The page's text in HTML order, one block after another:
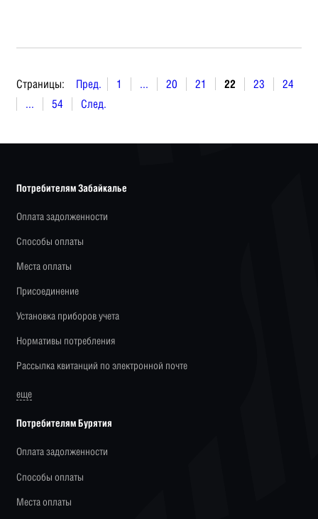
Страницы: Пред. 1 ... 20 21 22 23
24
...
54 След.
Потребителям Забайкалье
Оплата задолженности
Способы оплаты
Места оплаты
Присоединение
Установка приборов учета
Нормативы потребления
Рассылка квитанций по электронной почте
еще
Потребителям Бурятия
Оплата задолженности
Способы оплаты
Места оплаты